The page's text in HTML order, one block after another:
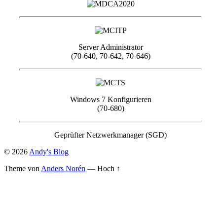
Server Administrator
(70-640, 70-642, 70-646)
Windows 7 Konfigurieren
(70-680)
Geprüfter Netzwerkmanager (SGD)
© 2026 Andy's Blog
Theme von Anders Norén — Hoch ↑